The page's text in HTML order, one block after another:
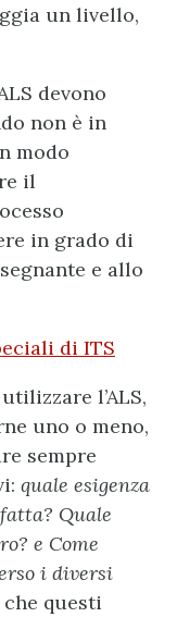
un livello,
devono
non è in
modo
il
in grado di
e allo
di ITS
l’ALS,
uno o meno,
sempre
quale esigenza
Quale
e Come
i diversi
questi